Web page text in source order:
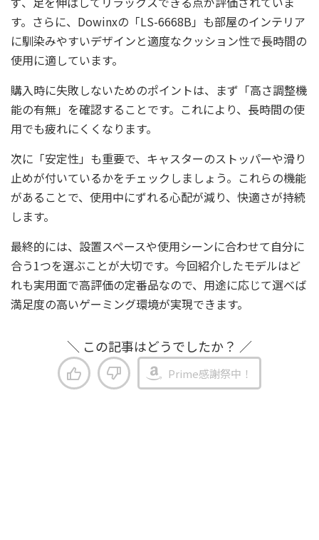
す。さらに、Dowinxの「LS-6668B」も部屋のインテリア
に馴染みやすいデザインと適度なクッション性で長時間の
使用に適しています。
購入時に失敗しないためのポイントは、まず「高さ調整機
能の有無」を確認することです。これにより、長時間の使
用でも疲れにくくなります。
次に「安定性」も重要で、キャスターのストッパーや滑り
止めが付いているかをチェックしましょう。これらの機能
があることで、使用中にずれる心配が減り、快適さが持続
します。
最終的には、設置スペースや使用シーンに合わせて自分に
合う1つを選ぶことが大切です。今回紹介したモデルはど
れも実用面で高評価の定番品なので、用途に応じて選べば
満足度の高いゲーミング環境が実現できます。
＼ この記事はどうでしたか？ ／
Prime感謝祭中！